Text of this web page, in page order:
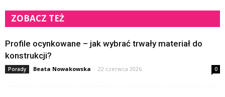
ZOBACZ TEŻ
Profile ocynkowane – jak wybrać trwały materiał do
konstrukcji?
Porady Beata Nowakowska - 22 czerwca 2026 0